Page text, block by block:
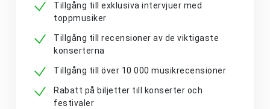
Tillgång till exklusiva intervjuer med
toppmusiker
Tillgång till recensioner av de viktigaste
konserterna
Tillgång till över 10 000 musikrecensioner
Rabatt på biljetter till konserter och
festivaler